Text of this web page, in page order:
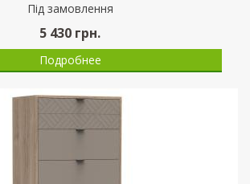
Пiд замовлення
5 430 грн.
Подробнее